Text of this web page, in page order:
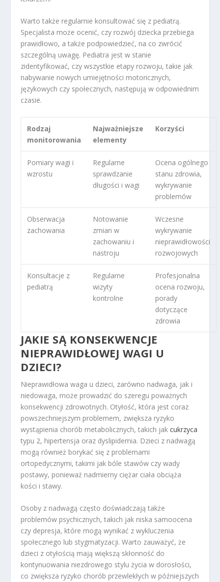
Warto także regularnie konsultować się z pediatrą.
Specjalista może ocenić, czy rozwój dziecka przebiega
prawidłowo, a także podpowiedzieć, na co zwrócić
szczególną uwagę. Pediatra jest w stanie
zidentyfikować, czy wszystkie etapy rozwoju, takie jak
nabywanie nowych umiejętności motoricznych,
językowych czy społecznych, następują w odpowiednim
czasie.
Rodzaj
monitorowania
Najważniejsze
elementy
Korzyści
Pomiary wagi i
wzrostu
Regularne
sprawdzanie
długości i wagi
Ocena ogólnego
stanu zdrowia,
wykrywanie
problemów
Obserwacja
zachowania
Notowanie
zmian w
zachowaniu i
nastroju
Wczesne
wykrywanie
nieprawidłowości
rozwojowych
Konsultacje z
pediatrą
Regularne
wizyty
kontrolne
Profesjonalna
ocena rozwoju,
porady
dotyczące
zdrowia
JAKIE SĄ KONSEKWENCJE
NIEPRAWIDŁOWEJ WAGI U
DZIECI?
Nieprawidłowa waga u dzieci, zarówno nadwaga, jak i
niedowaga, może prowadzić do szeregu poważnych
konsekwencji zdrowotnych. Otyłość, która jest coraz
powszechniejszym problemem, zwiększa ryzyko
wystąpienia chorób metabolicznych, takich jakcukrzyca
typu 2, hipertensja oraz dyslipidemia. Dzieci z nadwagą
mogą również borykać się z problemami
ortopedycznymi, takimi jak bóle stawów czy wady
postawy, ponieważ nadmierny ciężar ciała obciąża
kości i stawy.
Osoby z nadwagą często doświadczają także
problemów psychicznych, takich jak niska samoocena
czy depresja, które mogą wynikać z wykluczenia
społecznego lub stygmatyzacji. Warto zauważyć, że
dzieci z otyłością mają większą skłonność do
kontynuowania niezdrowego stylu życia w dorosłości,
co zwiększa ryzyko chorób przewlekłych w późniejszych